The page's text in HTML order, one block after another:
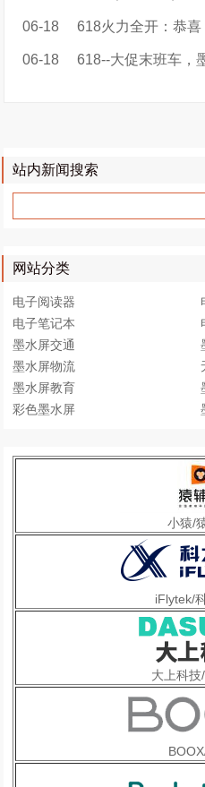
06-18 618火力全开：恭喜，蹲到
06-18 618--大促末班车，
站内新闻搜索
网站分类
电子阅读器
电子笔记本
墨水屏交通
墨水屏物流
墨水屏教育
彩色墨水屏
小猿/
iFlytek/
大上科技